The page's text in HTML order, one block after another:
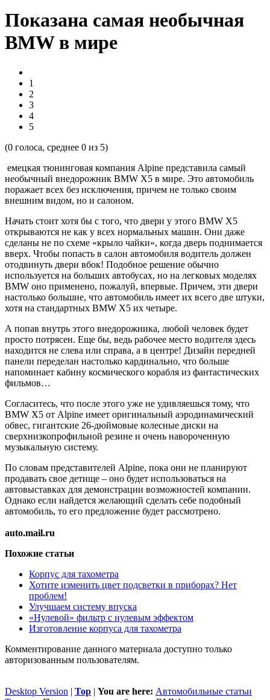
Показана самая необычная
BMW в мире
1
2
3
4
5
(0 голоса, среднее 0 из 5)
емецкая тюнинговая компания Alpine представила самый
необычный внедорожник BMW X5 в мире. Это автомобиль
поражает всех без исключения, причем не только своим
внешним видом, но и салоном.
Начать стоит хотя бы с того, что двери у этого BMW X5
открываются не как у всех нормальных машин. Они даже
сделаны не по схеме «крыло чайки», когда дверь поднимается
вверх. Чтобы попасть в салон автомобиля водитель должен
отодвинуть двери вбок! Подобное решение обычно
используется на больших автобусах, но на легковых моделях
BMW оно применено, пожалуй, впервые. Причем, эти двери
настолько большие, что автомобиль имеет их всего две штуки,
хотя на стандартных BMW X5 их четыре.
А попав внутрь этого внедорожника, любой человек будет
просто потрясен. Еще бы, ведь рабочее место водителя здесь
находится не слева или справа, а в центре! Дизайн передней
панели переделан настолько кардинально, что больше
напоминает кабину космического корабля из фантастических
фильмов…
Согласитесь, что после этого уже не удивляешься тому, что
BMW X5 от Alpine имеет оригинальный аэродинамический
обвес, гигантские 26-дюймовые колесные диски на
сверхнизкопрофильной резине и очень навороченную
музыкальную систему.
По словам представителей Alpine, пока они не планируют
продавать свое детище – оно будет использоваться на
автовыставках для демонстрации возможностей компании.
Однако если найдется желающий сделать себе подобный
автомобиль, то его предложение будет рассмотрено.
auto.mail.ru
Похожие статьи
Корпус для тахометра
Хотите изменить цвет подсветки в приборах? Нет
проблем!
Улучшаем систему впуска
«Нулевой» фильтр с нулевым эффектом
Изготовление корпуса для тахометра
Комментирование данного материала доступно только
авторизованным пользователям.
Desktop Version | Top | You are here: Автомобильные статьи